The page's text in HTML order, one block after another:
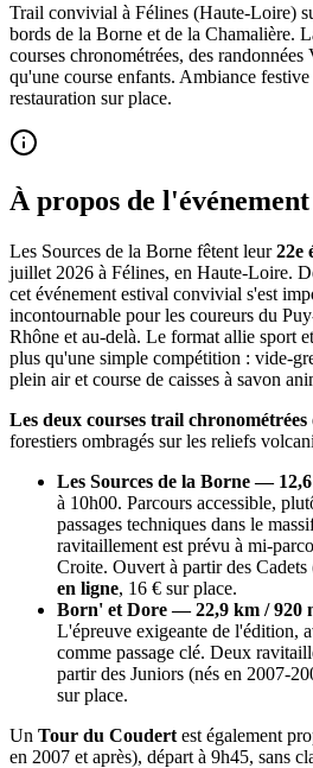
Trail convivial à Félines (Haute-Loire)
bords de la Borne et de la Chamalière.
courses chronométrées, des
qu'une course enfants. Ambiance
restauration sur place.
À propos de l'événement
Les Sources de la Borne fêtent leur22e
juillet 2026 à Félines, en Haute-Loire.
cet événement estival convivial s'est
incontournable pour les coureurs du
Rhône et au-delà. Le format allie sport
plus qu'une simple compétition : vide-
plein air et course de caisses à savon
Les deux courses trail chronométrées
forestiers ombragés sur les reliefs
Les Sources de la Borne —
à 10h00. Parcours accessible,
passages techniques dans le
ravitaillement est prévu à mi-
Croite. Ouvert à partir des
en ligne, 16 € sur place.
Born' et Dore — 22,9 km / 920
L'épreuve exigeante de l'édition,
comme passage clé. Deux
partir des Juniors (nés en 2007-
sur place.
Un Tour du Coudert est également
en 2007 et après), départ à 9h45, sans